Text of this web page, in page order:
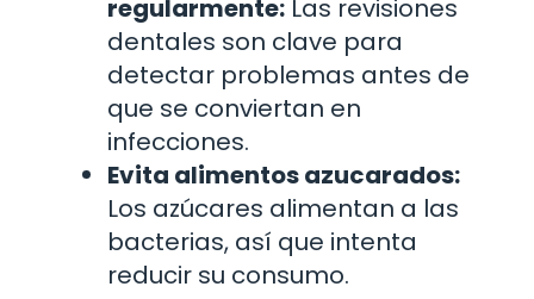
regularmente: Las revisiones
dentales son clave para
detectar problemas antes de
que se conviertan en
infecciones.
Evita alimentos azucarados:
Los azúcares alimentan a las
bacterias, así que intenta
reducir su consumo.